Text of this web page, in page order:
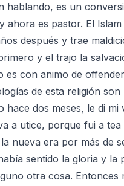
hablando, es un
ahora es pastor. El Islam
después y trae
y el trajo la
es con animo de
de esta religión son
hace dos meses, le di mi
a utice, porque fui a tea
nueva era por más de
sentido la gloria y la
otra cosa. Entonces